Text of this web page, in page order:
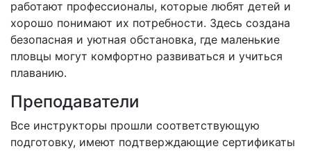
работают профессионалы, которые любят детей и
хорошо понимают их потребности. Здесь создана
безопасная и уютная обстановка, где маленькие
пловцы могут комфортно развиваться и учиться
плаванию.
Преподаватели
Все инструкторы прошли соответствующую
подготовку, имеют подтверждающие сертификаты